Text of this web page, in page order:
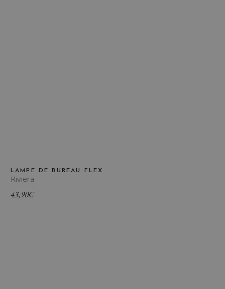
LAMPE DE BUREAU FLEX
Riviera
43,90€